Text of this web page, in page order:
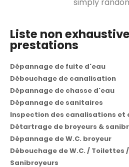
Liste non
prestations
Dépannage de fuite d'eau
Débouchage de canalisation
Dépannage de chasse d'eau
Dépannage de sanitaires
Inspection des canalisations et
Détartrage de broyeurs &
Dépannage de W.C. broyeur
Débouchage de W.C. / Toilettes
Sanibroyeurs